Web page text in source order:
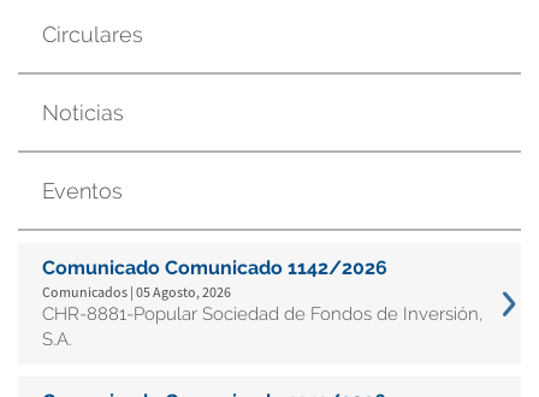
Circulares
Noticias
Eventos
Comunicado Comunicado 1142/2026
Comunicados | 05 Agosto, 2026
CHR-8881-Popular Sociedad de Fondos de Inversión,
S.A.